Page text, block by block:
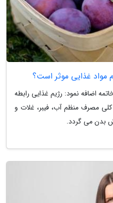
مواد غذایی موثر است؟
اضافه نمود: رژیم غذایی رابطه
مصرف منظم آب، فیبر، غلات و
بدن می گردد.